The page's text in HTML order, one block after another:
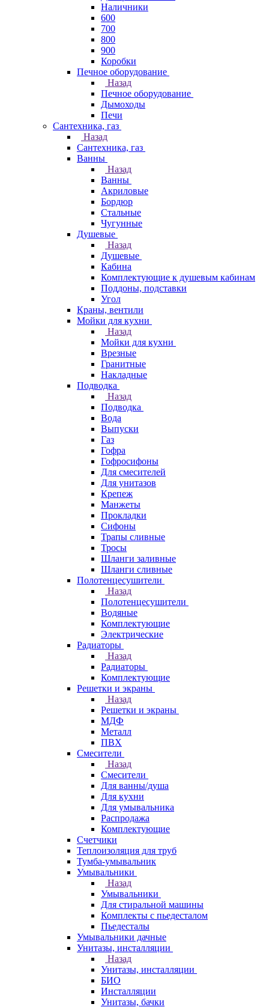
Наличники
600
700
800
900
Коробки
Печное оборудование
Назад
Печное оборудование
Дымоходы
Печи
Сантехника, газ
Назад
Сантехника, газ
Ванны
Назад
Ванны
Акриловые
Бордюр
Стальные
Чугунные
Душевые
Назад
Душевые
Кабина
Комплектующие к душевым кабинам
Поддоны, подставки
Угол
Краны, вентили
Мойки для кухни
Назад
Мойки для кухни
Врезные
Гранитные
Накладные
Подводка
Назад
Подводка
Вода
Выпуски
Газ
Гофра
Гофросифоны
Для смесителей
Для унитазов
Крепеж
Манжеты
Прокладки
Сифоны
Трапы сливные
Тросы
Шланги заливные
Шланги сливные
Полотенцесушители
Назад
Полотенцесушители
Водяные
Комплектующие
Электрические
Радиаторы
Назад
Радиаторы
Комплектующие
Решетки и экраны
Назад
Решетки и экраны
МДФ
Металл
ПВХ
Смесители
Назад
Смесители
Для ванны/душа
Для кухни
Для умывальника
Распродажа
Комплектующие
Счетчики
Теплоизоляция для труб
Тумба-умывальник
Умывальники
Назад
Умывальники
Для стиральной машины
Комплекты с пьедесталом
Пьедесталы
Умывальники дачные
Унитазы, инсталляции
Назад
Унитазы, инсталляции
БИО
Инсталляции
Унитазы, бачки